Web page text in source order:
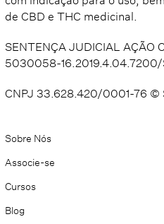
de CBD e THC medicinal.
SENTENÇA JUDICIAL AÇÃO
5030058-16.2019.4.04.7200/
CNPJ 33.628.420/0001-76 ©
Sobre Nós
Associe-se
Cursos
Blog